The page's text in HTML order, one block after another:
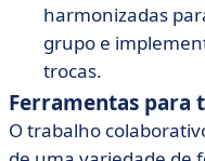
harmonizadas
grupo e
trocas.
Ferramentas
O trabalho